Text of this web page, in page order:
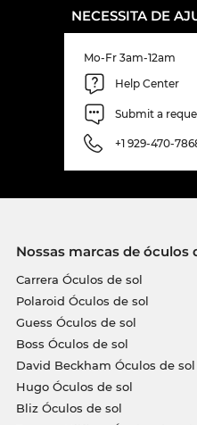
NECESSITA DE
Mo-Fr 3am-12am
Help Center
Submit a
+1 929-470-
Nossas marcas de óculos
Carrera Óculos de sol
Polaroid Óculos de sol
Guess Óculos de sol
Boss Óculos de sol
David Beckham Óculos de sol
Hugo Óculos de sol
Bliz Óculos de sol